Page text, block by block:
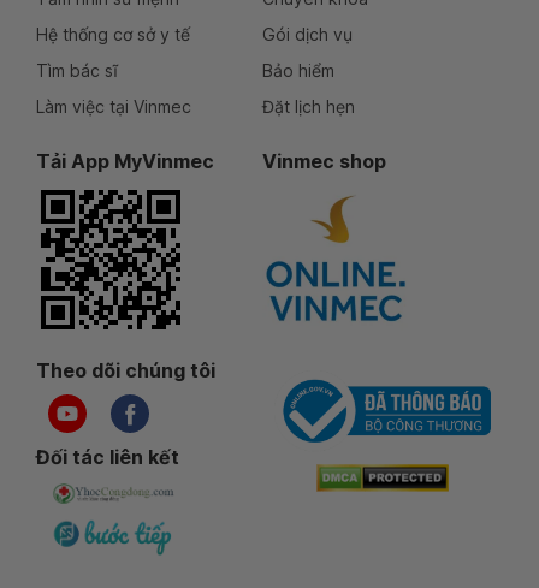
Hệ thống cơ sở y tế
Tìm bác sĩ
Làm việc tại Vinmec
Gói dịch vụ
Bảo hiểm
Đặt lịch hẹn
Tải App MyVinmec Vinmec shop
Theo dõi chúng tôi
Đối tác liên kết